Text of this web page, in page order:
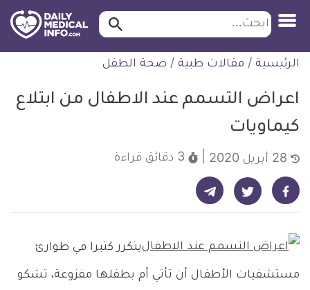
التخطي
للمحتوى
ابحث ابحث…
الرئيسية / مقالات طبية / صحة الطفل
اعراض التسمم عند الاطفال من ابتلاع
كيماويات
3 دقائق قراءة
شارك على فيسبوك - ديلي ميديكال انفو شارك على تويتر - ديلي ميديكال انفو شارك على تيليجرام - ديلي ميديكال انفو
يتكرر كثيرا في طوارئ
مستشفيات الأطفال أن تأتي أم بطفلها مفزوعة، تشكو